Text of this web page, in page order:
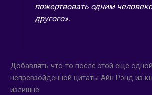
пожертвовать одним
другого».
Добавлять что-то после этой ещё одной
непревзойдённой цитаты Айн Рэнд из
излишне.